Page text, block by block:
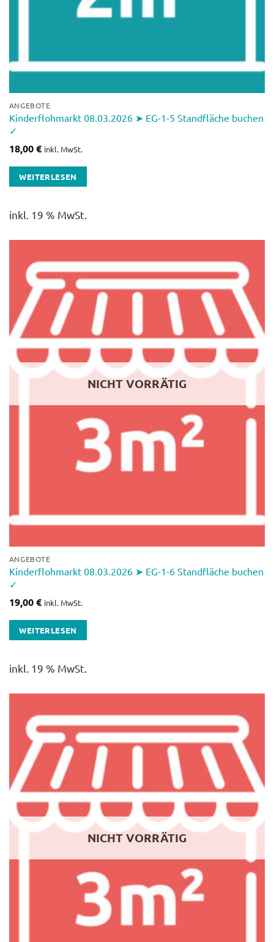
ANGEBOTE
Kinderflohmarkt 08.03.2026 ➤ EG-1-5 Standfläche buchen
✓
18,00€ inkl. MwSt.
WEITERLESEN
inkl. 19 % MwSt.
NICHT VORRÄTIG
ANGEBOTE
Kinderflohmarkt 08.03.2026 ➤ EG-1-6 Standfläche buchen
✓
19,00€ inkl. MwSt.
WEITERLESEN
inkl. 19 % MwSt.
NICHT VORRÄTIG